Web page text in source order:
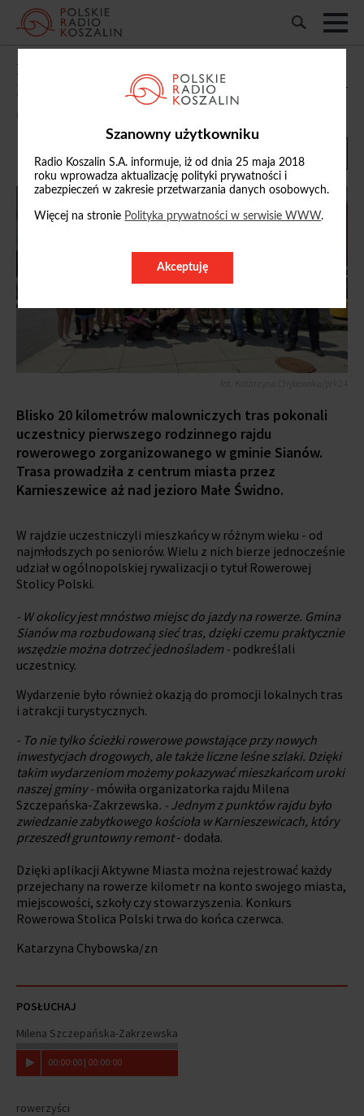
Szanowny użytkowniku
Radio Koszalin S.A. informuje, iż od dnia 25 maja 2018
roku wprowadza aktualizację polityki prywatności i
zabezpieczeń w zakresie przetwarzania danych osobowych.
Więcej na stronie Polityka prywatności w serwisie WWW.
Akceptuję
Przez asfaltowe ścieżki i leśne dukty.
Rodzinny rajd rowerowy w gminie Sianów
07/06/2026, 15:07
Blisko 20 kilometrów malowniczych tras pokonali
uczestnicy pierwszego rodzinnego rajdu
rowerowego zorganizowanego w gminie Sianów.
Trasa prowadziła z centrum miasta przez
Karnieszewice aż nad jezioro Małe Świdno.
W rajdzie uczestniczyli mieszkańcy w różnym wieku - od
najmłodszych po seniorów. Wielu z nich bierze jednocześnie
udział w ogólnopolskiej rywalizacji o tytuł Rowerowej
Stolicy Polski.
- W okolicy jest mnóstwo miejsc do jazdy na rowerze. Gmina
Sianów ma rozbudowaną sieć tras, dzięki czemu praktycznie
wszędzie można dotrzeć jednośladem - podkreślali
uczestnicy.
Wydarzenie było również okazją do promocji lokalnych tras
i atrakcji turystycznych.
- To nie tylko ścieżki rowerowe powstające przy nowych
inwestycjach drogowych, ale także liczne leśne szlaki. Dzięki
takim wydarzeniom możemy pokazywać mieszkańcom uroki
naszej gminy - mówiła organizatorka rajdu Milena
Szczepańska-Zakrzewska. - Jednym z punktów rajdu było
zwiedzanie zabytkowego kościoła w Karnieszewicach, który
przeszedł gruntowny remont- dodała.
Dzięki aplikacji Aktywne Miasta można rejestrować każdy
przejechany na rowerze kilometr na konto swojego miasta,
miejscowości, szkoły czy stowarzyszenia. Konkurs
Rowerowa Stolica Polski trwa do końca czerwca.
Katarzyna Chybowska/zn
POSŁUCHAJ
Milena Szczepańska-Zakrzewska
00:00:00 | 00:00:00
rowerzyści